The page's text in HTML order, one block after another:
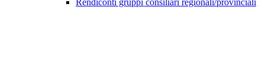
Rendiconti gruppi consiliari regionali/provinciali